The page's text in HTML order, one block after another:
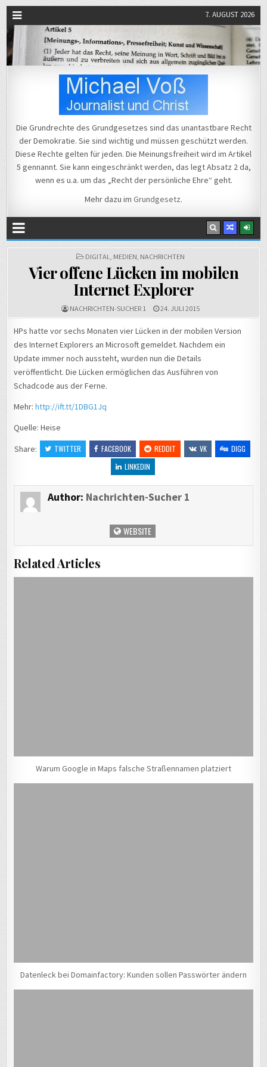
7. AUGUST 2026
Michael Voß
Die Grundrechte des Grundgesetzes sind das unantastbare Recht
der Demokratie. Sie sind wichtig und müssen geschützt werden.
Diese Rechte gelten für jeden. Die Meinungsfreiheit wird im Artikel
5 gennannt. Sie kann eingeschränkt werden, das legt Absatz 2 da,
wenn es u.a. um das „Recht der persönliche Ehre“ geht.
Mehr dazu im Grundgesetz.
POSTED
DIGITAL, MEDIEN, NACHRICHTEN
Vier offene Lücken im mobilen
Internet Explorer
NACHRICHTEN-SUCHER 1 24. JULI 2015
HPs hatte vor sechs Monaten vier Lücken in der mobilen Version
des Internet Explorers an Microsoft gemeldet. Nachdem ein
Update immer noch aussteht, wurden nun die Details
veröffentlicht. Die Lücken ermöglichen das Ausführen von
Schadcode aus der Ferne.
Mehr:http://ift.tt/1DBG1Jq
Quelle: Heise
Share:
TWITTER FACEBOOK REDDIT VK
DIGG
LINKEDIN
Author: Nachrichten-Sucher 1
WEBSITE
Related Articles
Warum Google in Maps falsche Straßennamen platziert
Datenleck bei Domainfactory: Kunden sollen Passwörter ändern